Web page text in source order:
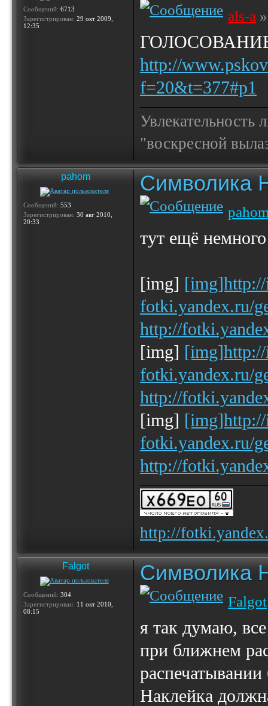
Сообщений: 6713
Зарегистрирован: 29 окт 2009,
12:35
als-a
http://
f=20&t=377#p1
Увлекательность
"воскресной
pahom
Сообщений: 553
Зарегистрирован: 30 авг 2010,
20:33
Символика
тут ещё
[img]
fotki.yandex.ru/
http://
[img]
fotki.yandex.ru/
http://
[img]
fotki.yandex.ru/
http://
http://
Falgot
Сообщений: 304
Зарегистрирован: 11 окт 2010,
08:15
Символика
Falgot
я так думаю,
при ближнем
Наклейка